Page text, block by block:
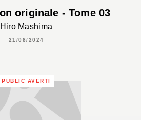
originale - Tome 03
Hiro Mashima
21/08/2024
PUBLIC AVERTI